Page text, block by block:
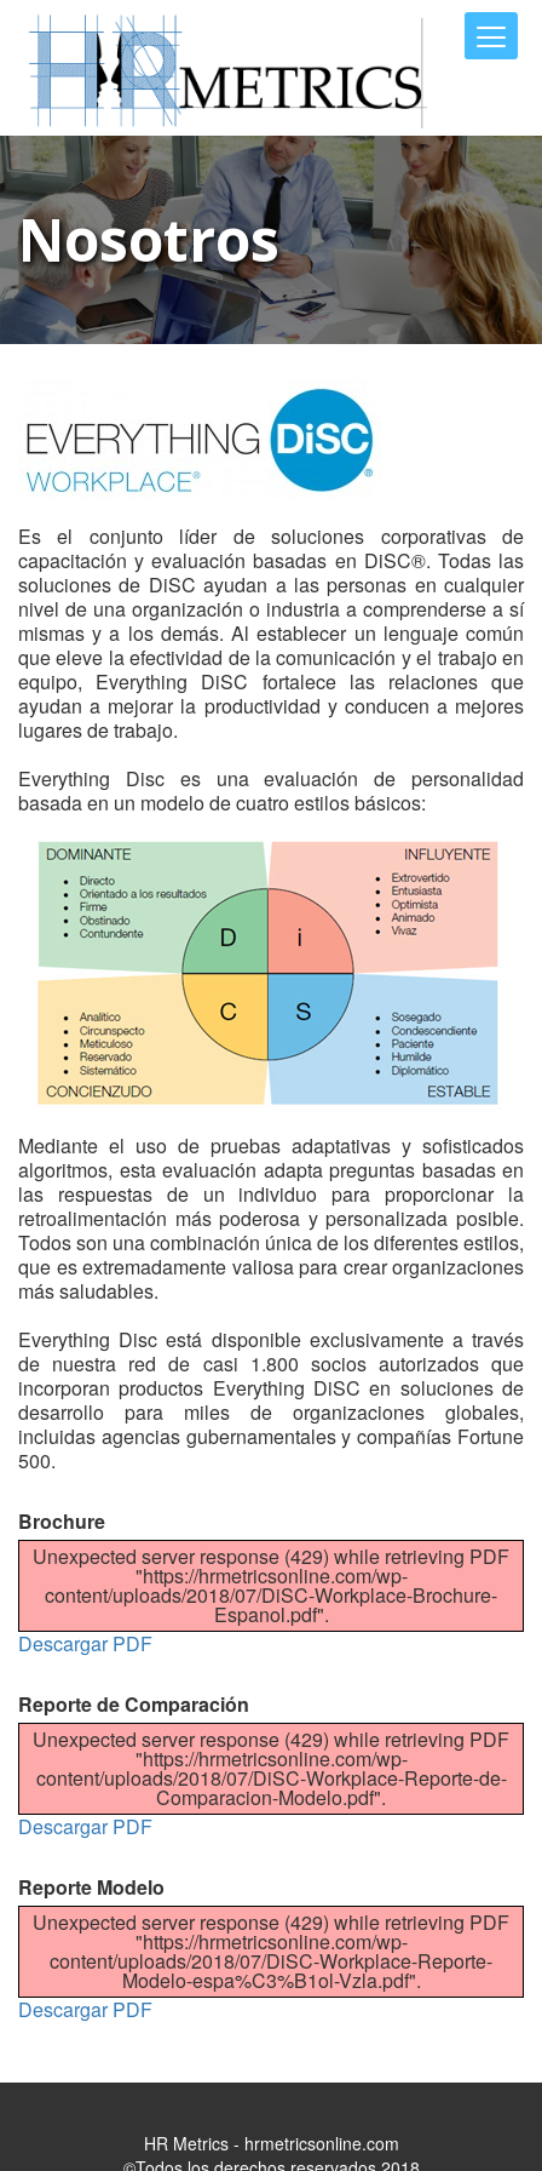
Nosotros
Es el conjunto líder de soluciones corporativas de
capacitación y evaluación basadas en DiSC®. Todas las
soluciones de DiSC ayudan a las personas en cualquier
nivel de una organización o industria a comprenderse a sí
mismas y a los demás. Al establecer un lenguaje común
que eleve la efectividad de la comunicación y el trabajo en
equipo, Everything DiSC fortalece las relaciones que
ayudan a mejorar la productividad y conducen a mejores
lugares de trabajo.
Everything Disc es una evaluación de personalidad
basada en un modelo de cuatro estilos básicos:
Mediante el uso de pruebas adaptativas y sofisticados
algoritmos, esta evaluación adapta preguntas basadas en
las respuestas de un individuo para proporcionar la
retroalimentación más poderosa y personalizada posible.
Todos son una combinación única de los diferentes estilos,
que es extremadamente valiosa para crear organizaciones
más saludables.
Everything Disc está disponible exclusivamente a través
de nuestra red de casi 1.800 socios autorizados que
incorporan productos Everything DiSC en soluciones de
desarrollo para miles de organizaciones globales,
incluidas agencias gubernamentales y compañías Fortune
500.
Brochure
Unexpected server response (429) while retrieving PDF
"https://hrmetricsonline.com/wp-
content/uploads/2018/07/DiSC-Workplace-Brochure-
Espanol.pdf".
Descargar PDF
Reporte de Comparación
Unexpected server response (429) while retrieving PDF
"https://hrmetricsonline.com/wp-
content/uploads/2018/07/DiSC-Workplace-Reporte-de-
Comparacion-Modelo.pdf".
Descargar PDF
Reporte Modelo
Unexpected server response (429) while retrieving PDF
"https://hrmetricsonline.com/wp-
content/uploads/2018/07/DiSC-Workplace-Reporte-
Modelo-espa%C3%B1ol-Vzla.pdf".
Descargar PDF
HR Metrics - hrmetricsonline.com